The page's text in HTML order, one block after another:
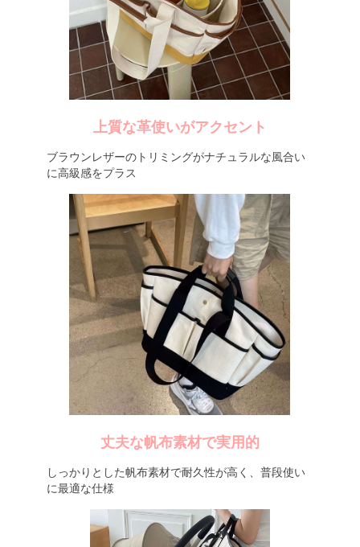
上質な革使いがアクセント
ブラウンレザーのトリミングがナチュラルな風合い
に高級感をプラス
丈夫な帆布素材で実用的
しっかりとした帆布素材で耐久性が高く、普段使い
に最適な仕様